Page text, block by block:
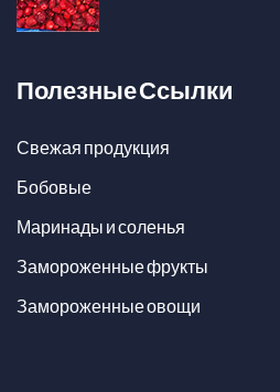
Полезные Ссылки
Свежая продукция
Бобовые
Маринады и соленья
Замороженные фрукты
Замороженные овощи